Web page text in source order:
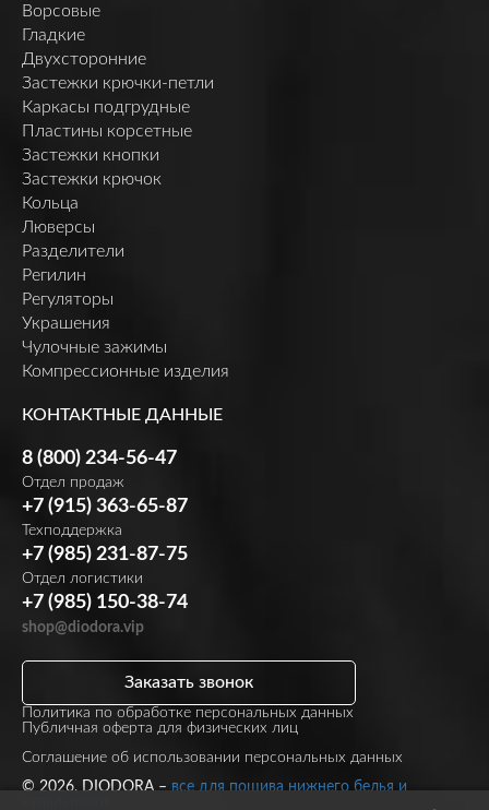
Ворсовые
Гладкие
Двухсторонние
Застежки крючки-петли
Каркасы подгрудные
Пластины корсетные
Застежки кнопки
Застежки крючок
Кольца
Люверсы
Разделители
Регилин
Регуляторы
Украшения
Чулочные зажимы
Компрессионные изделия
КОНТАКТНЫЕ ДАННЫЕ
8 (800) 234-56-47
Отдел продаж
+7 (915) 363-65-87
Техподдержка
+7 (985) 231-87-75
Отдел логистики
+7 (985) 150-38-74
shop@diodora.vip
Политика по обработке персональных данных
Публичная оферта для физических лиц
Заказать звонок
Соглашение об использовании персональных данных
© 2026, DIODORA –все для пошива нижнего белья и